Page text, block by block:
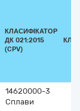
КЛАСИФІКАТОР
ДК 021:2015
(CPV)
14620000-3
Сплави